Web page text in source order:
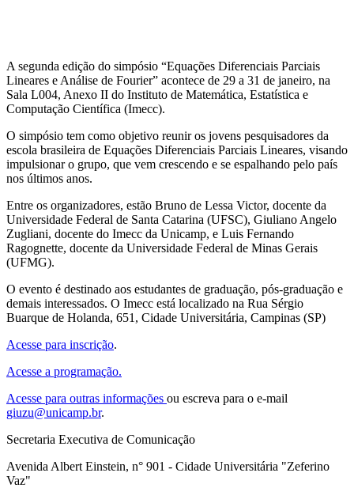
A segunda edição do simpósio “Equações Diferenciais Parciais
Lineares e Análise de Fourier” acontece de 29 a 31 de janeiro, na
Sala L004, Anexo II do Instituto de Matemática, Estatística e
Computação Científica (Imecc).
O simpósio tem como objetivo reunir os jovens pesquisadores da
escola brasileira de Equações Diferenciais Parciais Lineares, visando
impulsionar o grupo, que vem crescendo e se espalhando pelo país
nos últimos anos.
Entre os organizadores, estão Bruno de Lessa Victor, docente da
Universidade Federal de Santa Catarina (UFSC), Giuliano Angelo
Zugliani, docente do Imecc da Unicamp, e Luis Fernando
Ragognette, docente da Universidade Federal de Minas Gerais
(UFMG).
O evento é destinado aos estudantes de graduação, pós-graduação e
demais interessados. O Imecc está localizado na Rua Sérgio
Buarque de Holanda, 651, Cidade Universitária, Campinas (SP)
Acesse para inscrição.
Acesse a programação.
Acesse para outras informações ou escreva para o e-mail
giuzu@unicamp.br.
Secretaria Executiva de Comunicação
Avenida Albert Einstein, n° 901 - Cidade Universitária "Zeferino
Vaz"